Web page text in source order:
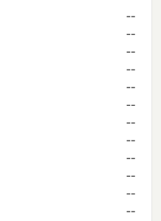
--
--
--
--
--
--
--
--
--
--
--
--